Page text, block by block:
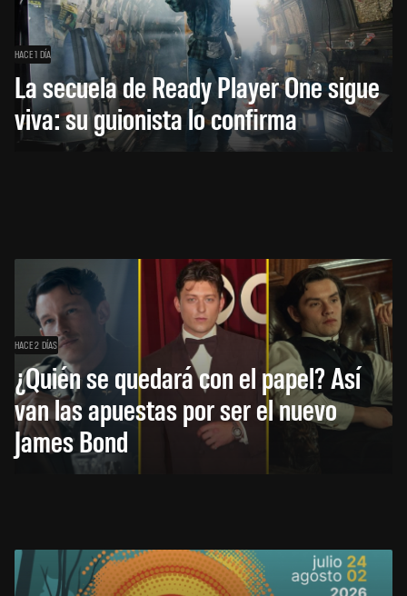
HACE 1 DÍA
La secuela de Ready Player One sigue
viva: su guionista lo confirma
HACE 2 DÍAS
¿Quién se quedará con el papel? Así
van las apuestas por ser el nuevo
James Bond